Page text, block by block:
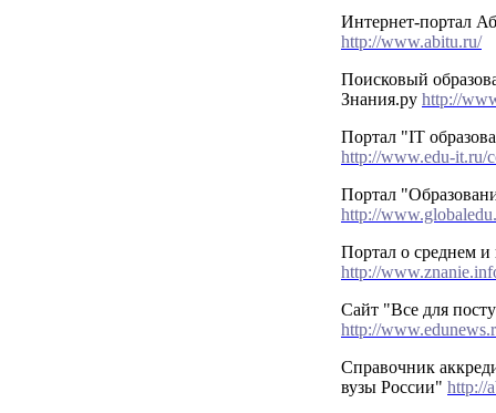
Интернет-портал
http://www.abitu.ru/
Поисковый
Знания.ру http://
Портал "IT
http://www.edu-it.ru/
Портал
http://
Портал о среднем
http://
Сайт "Все для
http://
Справочник
вузы России" http://